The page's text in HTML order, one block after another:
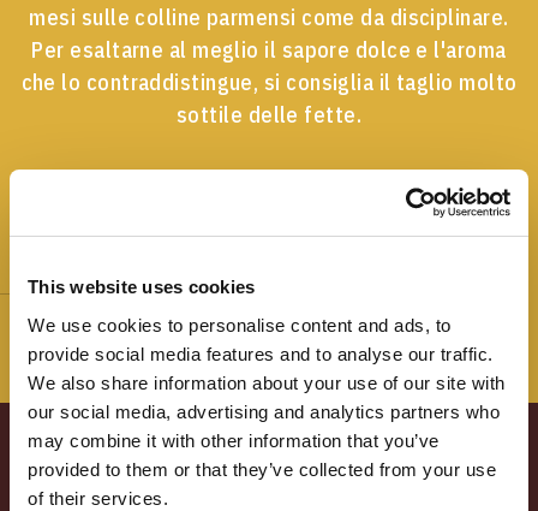
This website uses cookies
We use cookies to personalise content and ads, to
provide social media features and to analyse our traffic.
We also share information about your use of our site with
our social media, advertising and analytics partners who
may combine it with other information that you’ve
provided to them or that they’ve collected from your use
of their services.
Disponibile in diversi
formati con e senza
osso
mesi sulle colline parmensi come da disciplinare.
Per esaltarne al meglio il sapore dolce e l'aroma
che lo contraddistingue, si consiglia il taglio molto
sottile delle fette.
SENZA Glutine
Gli abbinamentiche non ti
aspetti